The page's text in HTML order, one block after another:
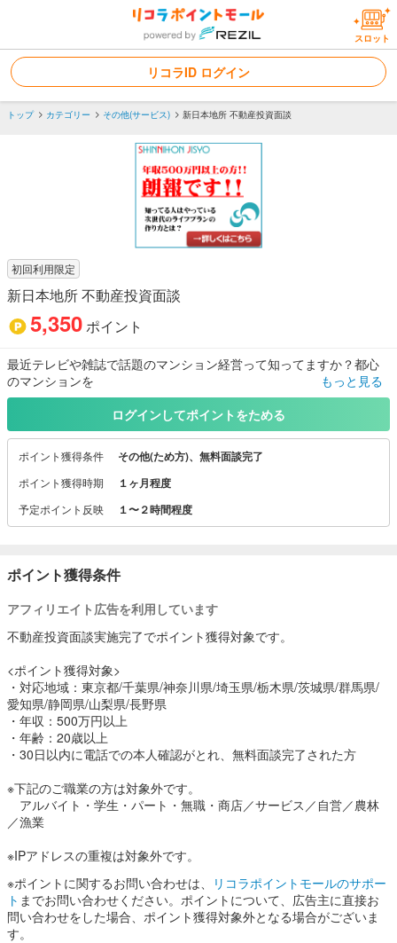
スロット
リコラID ログイン
トップ カテゴリー その他(サービス) 新日本地所 不動産投資面談
初回利用限定
新日本地所 不動産投資面談
5,350ポイント
最近テレビや雑誌で話題のマンション経営って知ってますか？都心
のマンションを
賃貸目的で購入するサラリーマン大家さんが増えているんです。年
金不透明なこの時代に
安定した収入源を現役時代に無理なく確保できるんです。知らない
あなたは損してる！
キャンペーン実施中☆
もっと見る
ログインしてポイントをためる
ポイント獲得条件 その他(ため方)、無料面談完了
ポイント獲得時期 １ヶ月程度
予定ポイント反映 １〜２時間程度
ポイント獲得条件
アフィリエイト広告を利用しています
不動産投資面談実施完了でポイント獲得対象です。
<ポイント獲得対象>
・対応地域：東京都/千葉県/神奈川県/埼玉県/栃木県/茨城県/群馬県/
愛知県/静岡県/山梨県/長野県
・年収：500万円以上
・年齢：20歳以上
・30日以内に電話での本人確認がとれ、無料面談完了された方
※下記のご職業の方は対象外です。
アルバイト・学生・パート・無職・商店／サービス／自営／農林
／漁業
※IPアドレスの重複は対象外です。
※ポイントに関するお問い合わせは、
リコラポイントモールのサポー
ト までお問い合わせください。ポイントについて、広告主に直接お
問い合わせをした場合、ポイント獲得対象外となる場合がございま
す。